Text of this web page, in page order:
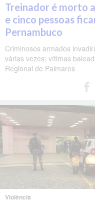
Treinador é morto
e cinco pessoas
Pernambuco
Criminosos armados
várias vezes; vítimas
Regional de Palmares
Violência